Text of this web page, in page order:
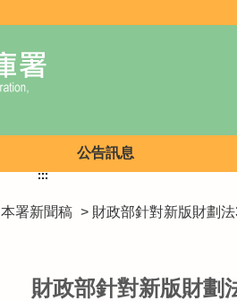
公告訊息
本署新聞稿 > 財政部針對新版財劃
:::
財政部針對新版財劃